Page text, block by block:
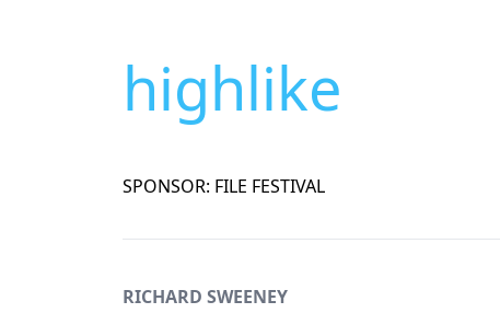
highlike
SPONSOR: FILE FESTIVAL
RICHARD SWEENEY